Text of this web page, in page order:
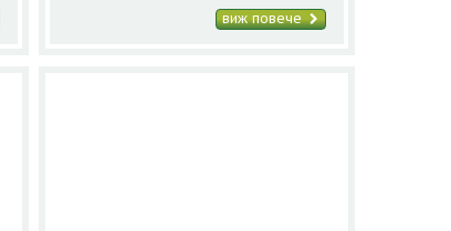
виж повече